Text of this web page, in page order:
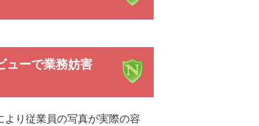
ーで業務妨害
り従業員の写真が実際の容